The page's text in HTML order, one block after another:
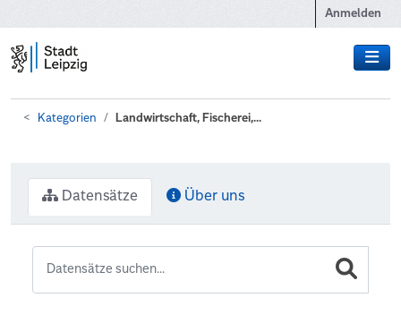
Anmelden
Kategorien Landwirtschaft, Fischerei,...
Datensätze Über uns